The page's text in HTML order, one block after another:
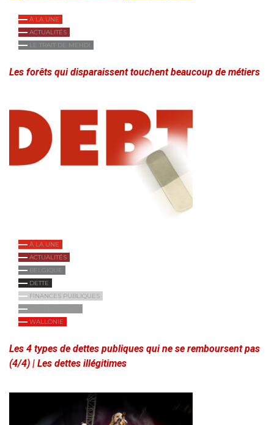
À LA UNE
ACTUALITÉS
LE TRAIT DE MEHDI
Les forêts qui disparaissent touchent beaucoup de métiers
À LA UNE
ACTUALITÉS
BELGIQUE
DETTE
FINANCES PUBLIQUES
WALLONIE
Les 4 types de dettes publiques qui ne se remboursent pas
(4/4) | Les dettes illégitimes